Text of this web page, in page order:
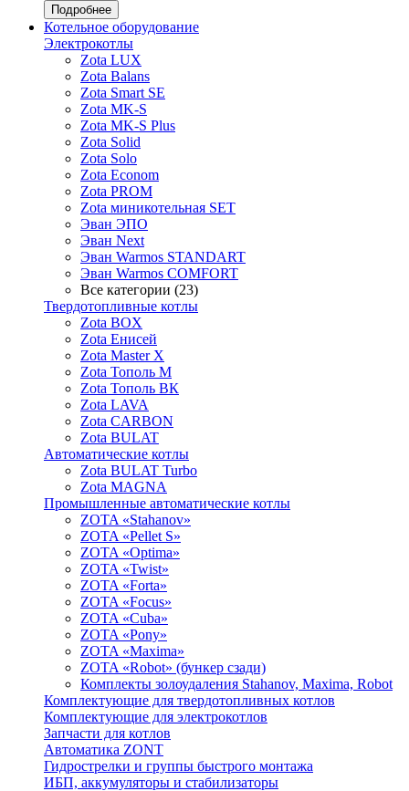
Подробнее
Котельное оборудование
Электрокотлы
Zota LUX
Zota Balans
Zota Smart SE
Zota MK-S
Zota MK-S Plus
Zota Solid
Zota Solo
Zota Econom
Zota PROM
Zota миникотельная SET
Эван ЭПО
Эван Next
Эван Warmos STANDART
Эван Warmos COMFORT
Все категории (23)
Твердотопливные котлы
Zota BOX
Zota Енисей
Zota Master X
Zota Тополь М
Zota Тополь ВК
Zota LAVA
Zota CARBON
Zota BULAT
Автоматические котлы
Zota BULAT Turbo
Zota MAGNA
Промышленные автоматические котлы
ZOTA «Stahanov»
ZOTA «Pellet S»
ZOTA «Optima»
ZOTA «Twist»
ZOTA «Forta»
ZOTA «Focus»
ZOTA «Cuba»
ZOTA «Pony»
ZOTA «Maxima»
ZOTA «Robot» (бункер сзади)
Комплекты золоудаления Stahanov, Maxima, Robot
Комплектующие для твердотопливных котлов
Комплектующие для электрокотлов
Запчасти для котлов
Автоматика ZONT
Гидрострелки и группы быстрого монтажа
ИБП, аккумуляторы и стабилизаторы